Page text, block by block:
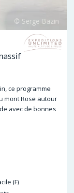
ce programme
mont Rose autour
avec de bonnes
(F)